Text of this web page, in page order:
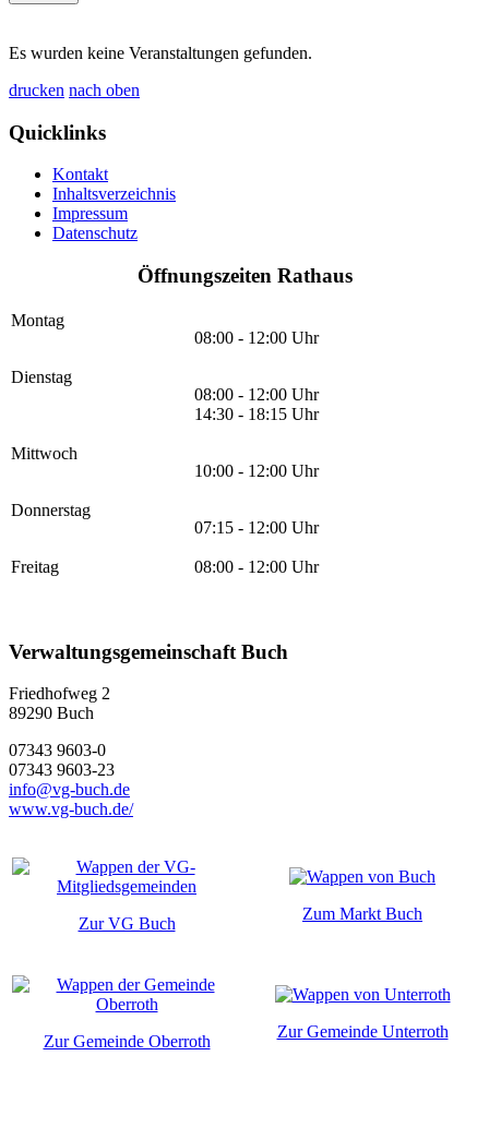
Es wurden keine Veranstaltungen gefunden.
drucken nach oben
Quicklinks
Kontakt
Inhaltsverzeichnis
Impressum
Datenschutz
Öffnungszeiten Rathaus
Montag
08:00 - 12:00 Uhr
Dienstag
08:00 - 12:00 Uhr
14:30 - 18:15 Uhr
Mittwoch
10:00 - 12:00 Uhr
Donnerstag
07:15 - 12:00 Uhr
Freitag 08:00 - 12:00 Uhr
Verwaltungsgemeinschaft Buch
Friedhofweg 2
89290 Buch
07343 9603-0
07343 9603-23
info@vg-buch.de
www.vg-buch.de/
Zur VG Buch
Zum Markt Buch
Zur Gemeinde Oberroth
Zur Gemeinde Unterroth